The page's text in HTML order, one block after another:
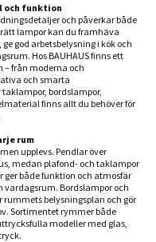
och funktion
och påverkar både
lampor kan du framhäva
god arbetsbelysning i kök och
Hos BAUHAUS finns ett
– från moderna och
och smarta
bordslampor,
finns allt du behöver för
rum
upplevs. Pendlar över
medan plafond- och taklampor
både funktion och atmosfär
vardagsrum. Bordslampor och
belysningsplan och gör
Sortimentet rymmer både
modeller med glas,